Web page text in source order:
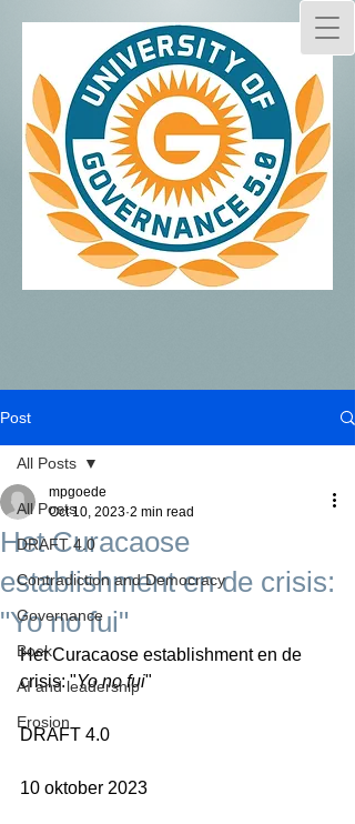
Post
All Posts
DRAFT 4.0
Contradiction and Democracy
Governance
Boek
AI and leadership
Erosion
All Posts
Het Curacaose
establishment en de crisis:
"Yo no fui"
mpgoede
Oct 10, 2023 2 min read
Het Curacaose establishment en de
crisis: "Yo no fui"
DRAFT 4.0
10 oktober 2023